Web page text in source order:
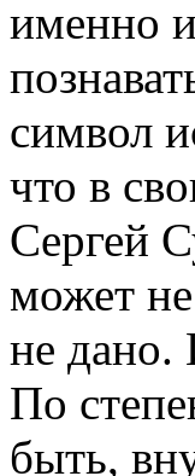
именно
символ
что в
Сергей
может
не дано.
По
быть,